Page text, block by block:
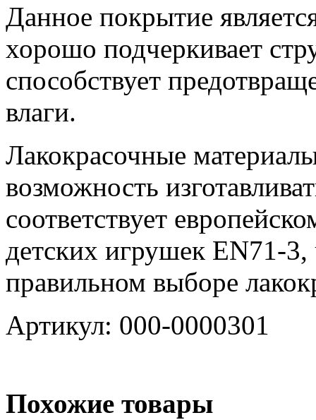
Данное покрытие
хорошо подчеркивает
способствует
влаги.
Лакокрасочные
возможность
соответствует
детских игрушек EN71-3,
правильном выборе
Артикул: 000-0000301
Похожие товары